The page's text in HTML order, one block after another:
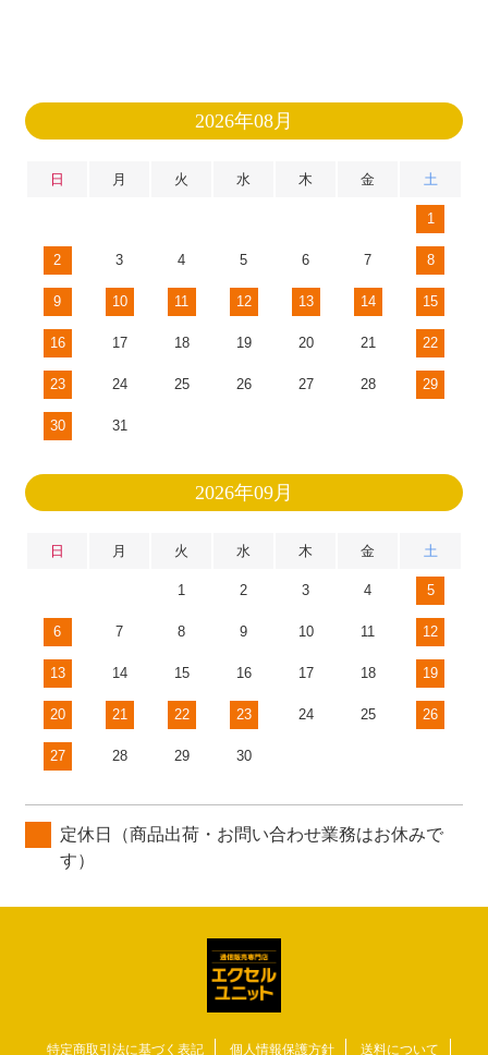
2026年08月
日 月 火 水 木 金 土
1
2 3 4 5 6 7 8
9 10 11 12 13 14 15
16 17 18 19 20 21 22
23 24 25 26 27 28 29
30 31
2026年09月
日 月 火 水 木 金 土
1 2 3 4 5
6 7 8 9 10 11 12
13 14 15 16 17 18 19
20 21 22 23 24 25 26
27 28 29 30
定休日（商品出荷・お問い合わせ業務はお休みで
す）
特定商取引法に基づく表記 個人情報保護方針 送料について